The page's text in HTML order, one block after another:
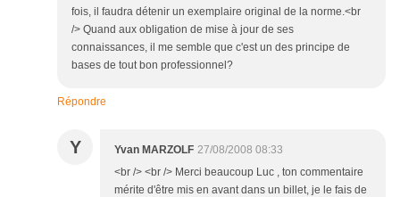
fois, il faudra détenir un exemplaire original de la norme.<br
/> Quand aux obligation de mise à jour de ses
connaissances, il me semble que c'est un des principe de
bases de tout bon professionnel?
Répondre
Y Yvan MARZOLF 27/08/2008 08:33
<br /> <br /> Merci beaucoup Luc , ton commentaire
mérite d'être mis en avant dans un billet, je le fais de